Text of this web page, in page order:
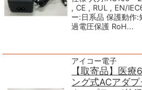
, CE , RUL , EN/
ー:日系品 保護動作:
過電圧保護 RoH...
アイコー電子
【取寄品】医
ング式ACアダ